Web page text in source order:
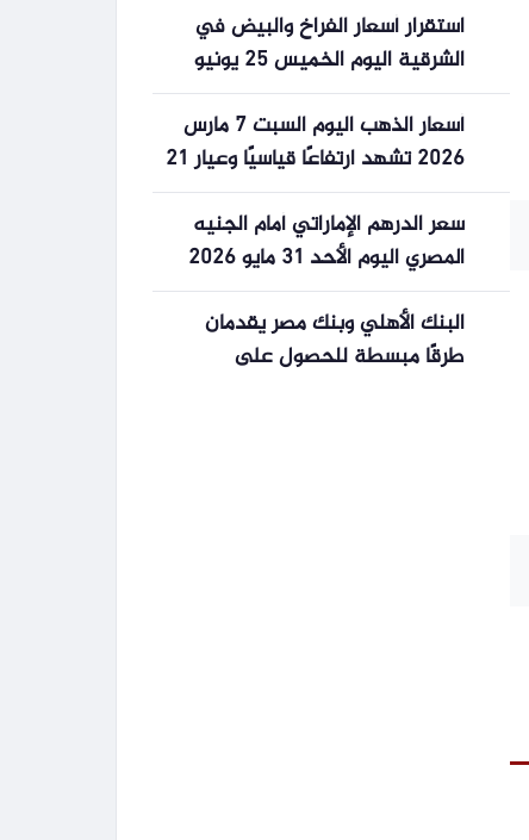
استقرار أسعار الفراخ والبيض في
الشرقية اليوم الخميس 25 يونيو
2026 المحلية
أسعار الذهب اليوم السبت 7 مارس
2026 تشهد ارتفاعًا قياسيًا وعيار 21
يسجل 7170 جنيهًا
سعر الدرهم الإماراتي أمام الجنيه
المصري اليوم الأحد 31 مايو 2026
البنك الأهلي وبنك مصر يقدمان
طرقًا مبسطة للحصول على